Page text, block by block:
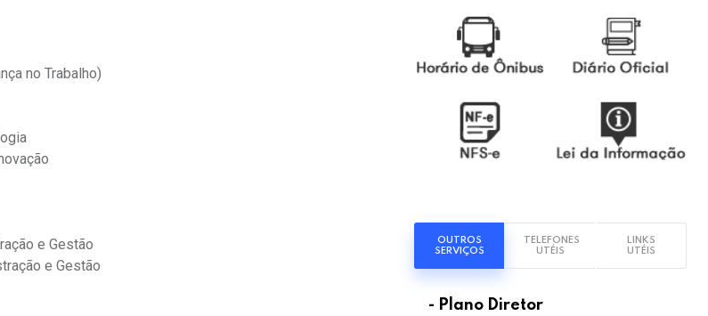
no Trabalho)
e Gestão
e Gestão
OUTROS
SERVIÇOS
TELEFONES
UTÉIS
LINKS
UTÉIS
- Plano Diretor